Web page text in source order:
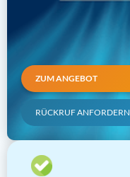
ZUM ANGEBOT
RÜCKRUF ANFORDERN